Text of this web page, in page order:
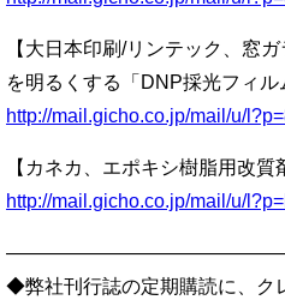
【大日本印刷/リンテック、窓
を明るくする「DNP採光フィル
http://mail.gicho.co.jp/mail/u/
【カネカ、エポキシ樹脂用改質
http://mail.gicho.co.jp/mail/u/
◆弊社刊行誌の定期購読に、ク